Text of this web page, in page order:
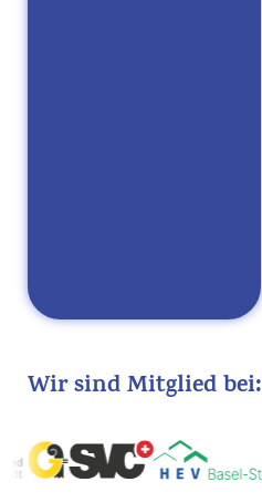
Wir sind Mitglied bei: